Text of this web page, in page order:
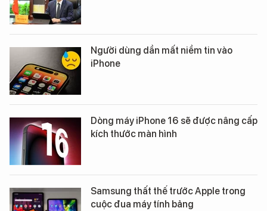
Người dùng dần mất niềm tin vào
iPhone
Dòng máy iPhone 16 sẽ được nâng cấp
kích thước màn hình
Samsung thất thế trước Apple trong
cuộc đua máy tính bảng